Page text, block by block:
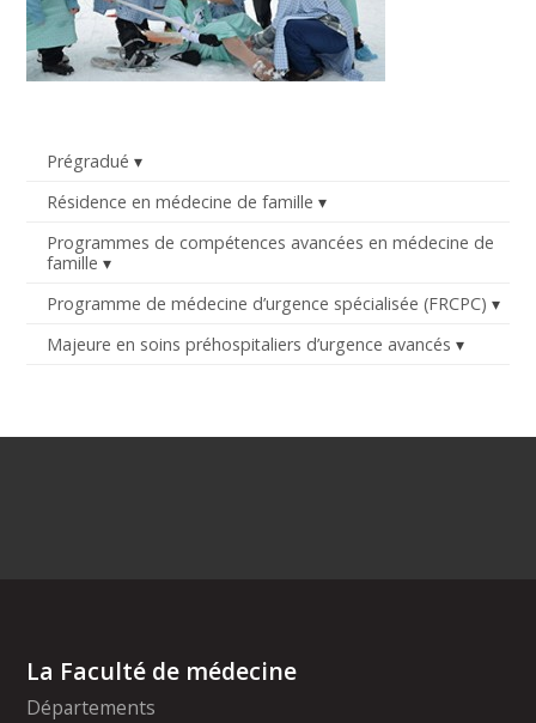
Prégradué
Résidence en médecine de famille
Programmes de compétences avancées en médecine de
famille
Programme de médecine d’urgence spécialisée (FRCPC)
Majeure en soins préhospitaliers d’urgence avancés
La Faculté de médecine
Départements